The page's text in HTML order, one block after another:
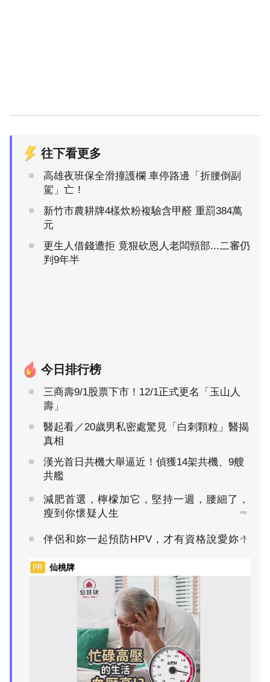
往下看更多
高雄夜班保全滑撞護欄 車停路邊「折腰倒副
駕」亡！
新竹市農耕牌4樣炊粉複驗含甲醛 重罰384萬
元
更生人借錢遭拒 竟狠砍恩人老闆頸部...二審仍
判9年半
今日排行榜
三商壽9/1股票下市！12/1正式更名「玉山人
壽」
醫起看／20歲男私密處驚見「白刺顆粒」醫揭
真相
漢光首日共機大舉逼近！偵獲14架共機、9艘
共艦
減肥首選，檸檬加它，堅持一週，腰細了，
瘦到你懷疑人生
PR
伴侶和妳一起預防HPV，才有資格說愛妳！
PR
PR 仙桃牌